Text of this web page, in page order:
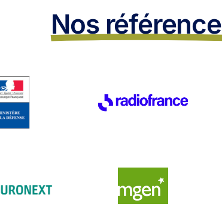
Nos